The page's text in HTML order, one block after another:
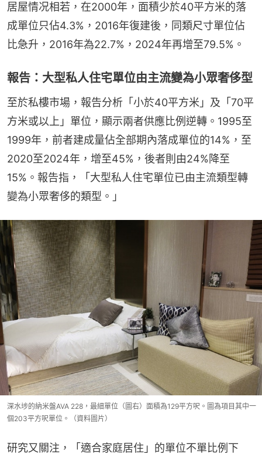
居屋情况相若，在2000年，面積少於40平方米的落
成單位只佔4.3%，2016年復建後，同類尺寸單位佔
比急升，2016年為22.7%，2024年再增至79.5%。
報告：大型私人住宅單位由主流變為小眾奢侈型
至於私樓市場，報告分析「小於40平方米」及「70平
方米或以上」單位，顯示兩者供應比例逆轉。1995至
1999年，前者建成量佔全部期內落成單位的14%，至
2020至2024年，增至45%，後者則由24%降至
15%。報告指，「大型私人住宅單位已由主流類型轉
變為小眾奢侈的類型。」
深水埗的納米盤AVA 228，最細單位（圖右）面積為129平方呎。圖為項目其中一
個203平方呎單位。（資料圖片）
研究又關注，「適合家庭居住」的單位不單比例下